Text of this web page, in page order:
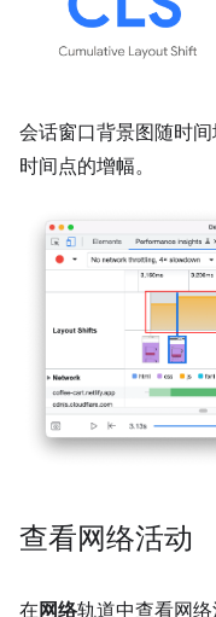
会话窗口背景图随时
时间点的增幅。
查看网络活动
在网络轨道中查看网